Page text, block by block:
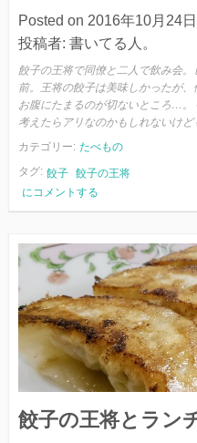
Posted on 2016年10月24日
投稿者: 書いてる人。
餃子の王将で同僚と二人で飲み会
前。王将の餃子は美味しかったが
お腹にたまるのが切ないところ…
考えたらアリなのかもしれないけど
カテゴリー: たべもの
タグ: 餃子 餃子の王将
餃
王
将
ー
ル
にコメントする
餃子の王将とラン